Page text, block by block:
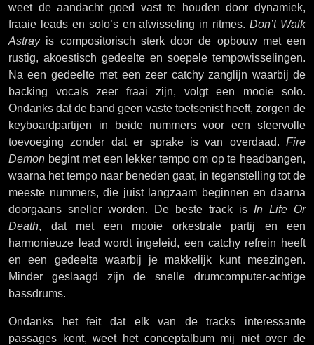
weet de aandacht goed vast te houden door dynamiek,
fraaie leads en solo’s en afwisseling in ritmes.Don’t Walk
Astrayis compositorisch sterk door de opbouw met een
rustig, akoestisch gedeelte en soepele tempowisselingen.
Na een gedeelte met een zeer catchy zanglijn waarbij de
backing vocals zeer fraai zijn, volgt een mooie solo.
Ondanks dat de band geen vaste toetsenist heeft, zorgen de
keyboardpartijen in beide nummers voor een sfeervolle
toevoeging zonder dat er sprake is van overdaad. Fire
Demon begint met een lekker tempo om op te headbangen,
waarna het tempo naar beneden gaat, in tegenstelling tot de
meeste nummers, die juist langzaam beginnen en daarna
doorgaans sneller worden. De beste track is In Life Or
Death, dat met een mooie orkestrale partij en een
harmonieuze lead wordt ingeleid, een catchy refrein heeft
en een gedeelte waarbij je makkelijk kunt meezingen.
Minder geslaagd zijn de snelle drumcomputer-achtige
bassdrums.
Ondanks het feit dat elk van de tracks interessante
passages kent, weet het conceptalbum mij niet over de